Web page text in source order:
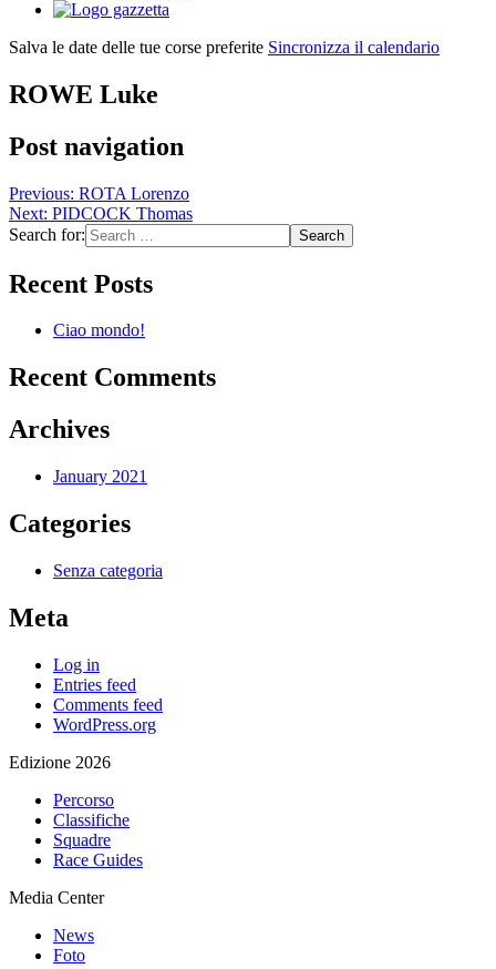
Salva le date delle tue corse preferite Sincronizza il calendario
ROWE Luke
Post navigation
Previous: ROTA Lorenzo
Next: PIDCOCK Thomas
Search for:
Recent Posts
Ciao mondo!
Recent Comments
Archives
January 2021
Categories
Senza categoria
Meta
Log in
Entries feed
Comments feed
WordPress.org
Edizione 2026
Percorso
Classifiche
Squadre
Race Guides
Media Center
News
Foto